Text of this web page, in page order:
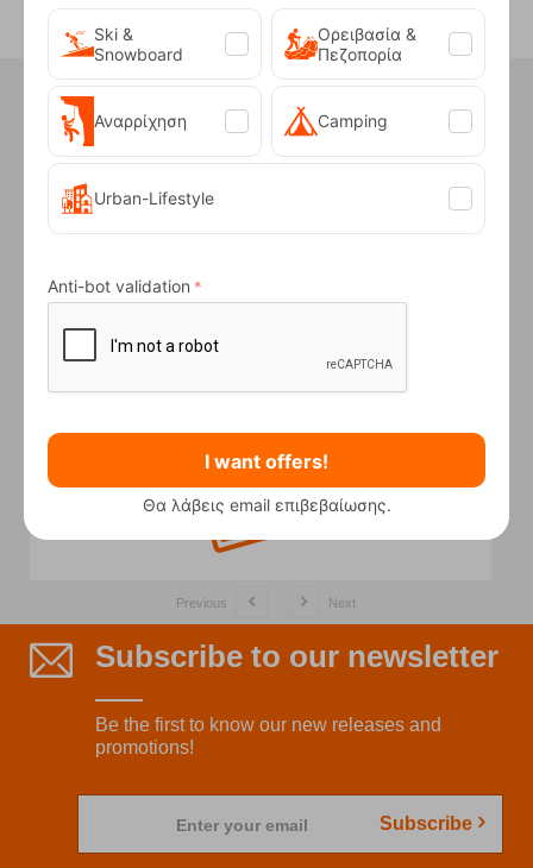
Did you know that in our store we
have...
INSTALLMENTS
For purchases over €50
Previous Next
Subscribe to our newsletter
Be the first to know our new releases and
promotions!
Enter your email Subscribe
Ski &
Snowboard
Ορειβασία &
Πεζοπορία
Αναρρίχηση Camping
Urban-Lifestyle
Anti-bot validation
I want offers!
Θα λάβεις email επιβεβαίωσης.